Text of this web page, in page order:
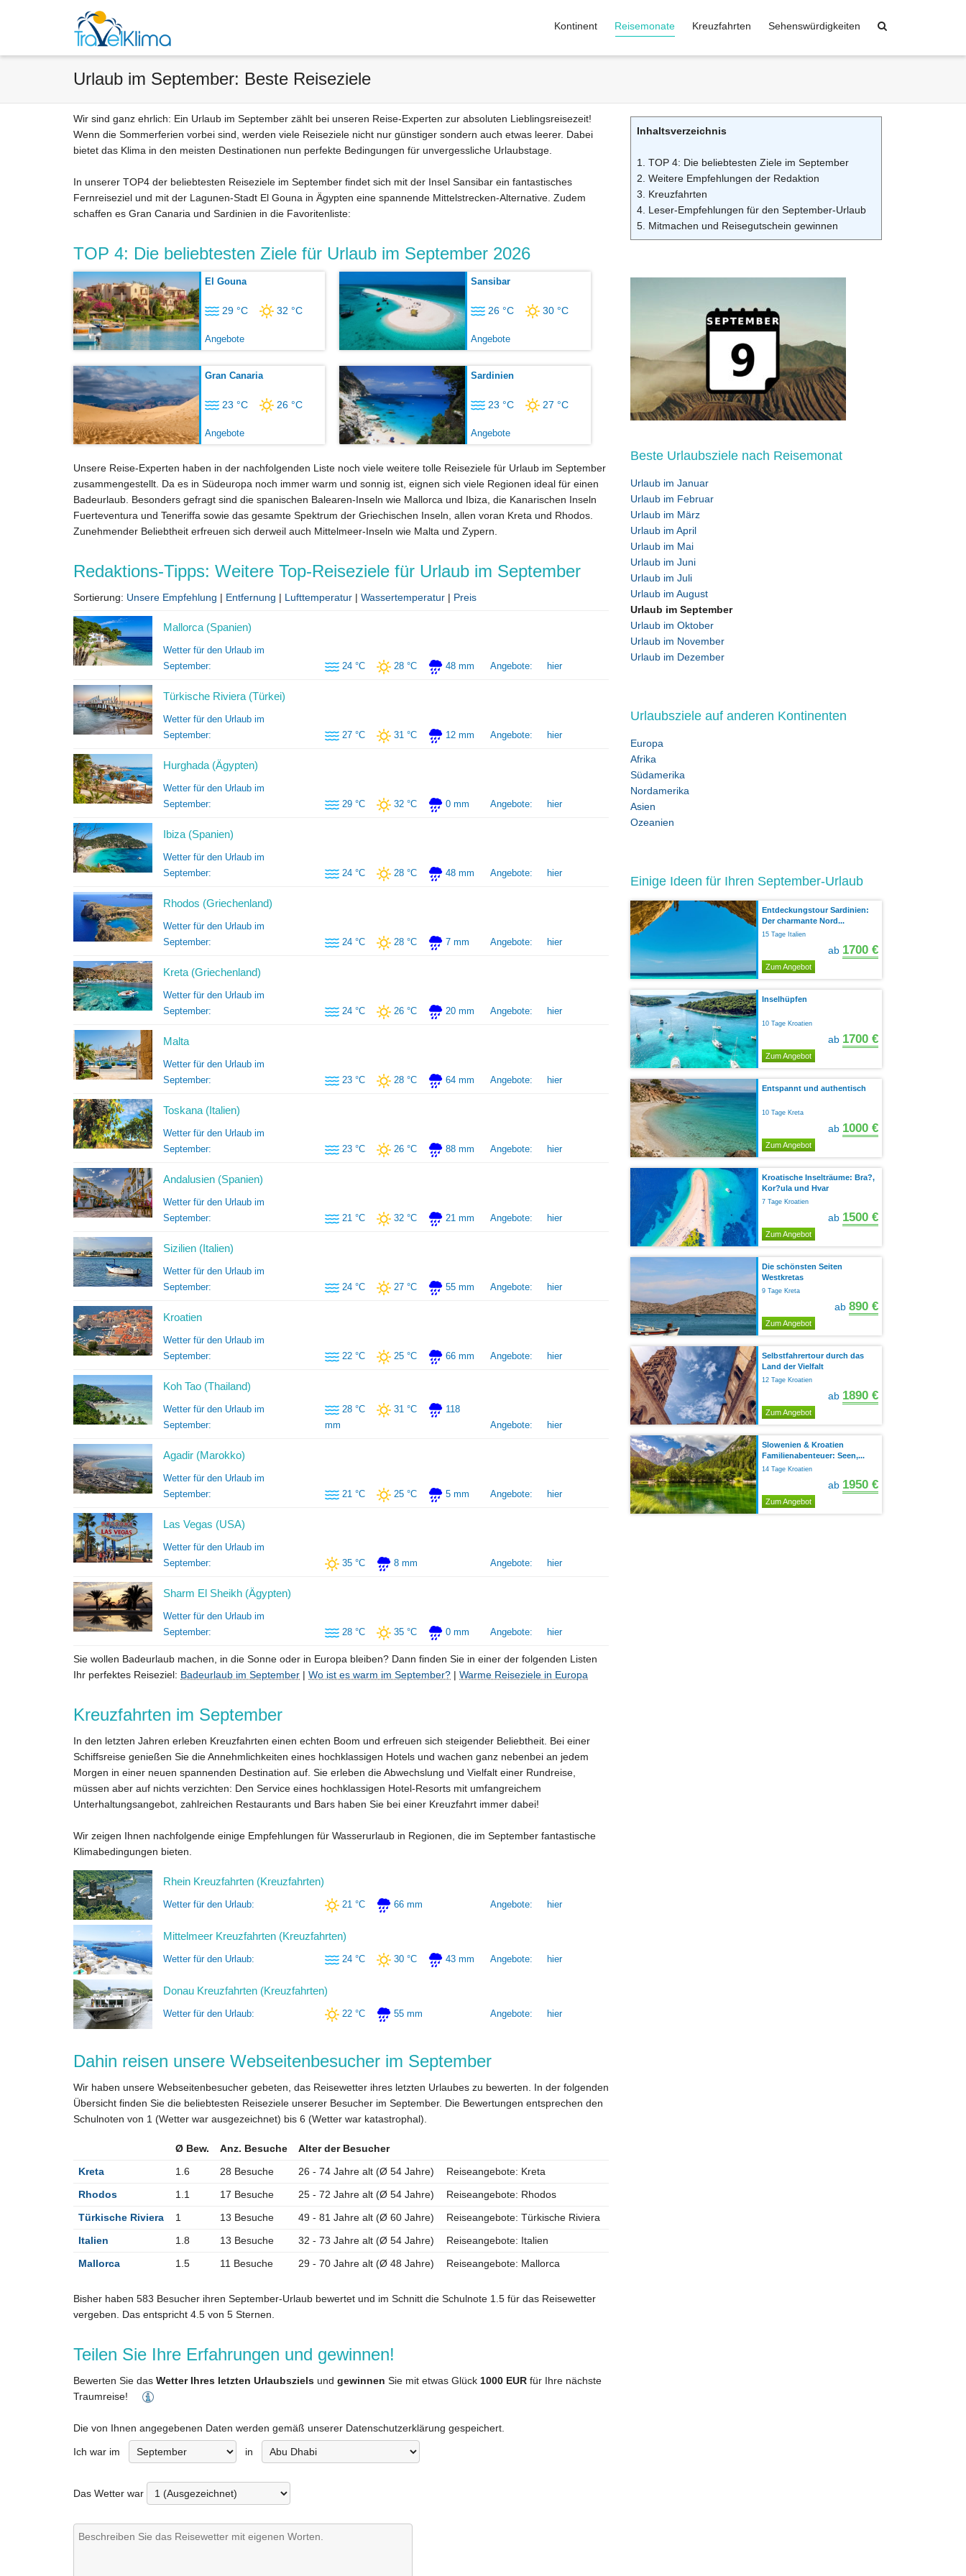
Kontinent Reisemonate Kreuzfahrten Sehenswürdigkeiten
Urlaub im September: Beste Reiseziele
Wir sind ganz ehrlich: Ein Urlaub im September zählt bei unseren Reise-Experten zur absoluten Lieblingsreisezeit!
Wenn die Sommerferien vorbei sind, werden viele Reiseziele nicht nur günstiger sondern auch etwas leerer. Dabei
bietet das Klima in den meisten Destinationen nun perfekte Bedingungen für unvergessliche Urlaubstage.
In unserer TOP4 der beliebtesten Reiseziele im September findet sich mit der Insel Sansibar ein fantastisches
Fernreiseziel und mit der Lagunen-Stadt El Gouna in Ägypten eine spannende Mittelstrecken-Alternative. Zudem
schaffen es Gran Canaria und Sardinien in die Favoritenliste:
TOP 4: Die beliebtesten Ziele für Urlaub im September 2026
El Gouna
29 °C 32 °C
Angebote
Sansibar
26 °C 30 °C
Angebote
Gran Canaria
23 °C 26 °C
Angebote
Sardinien
23 °C 27 °C
Angebote
Unsere Reise-Experten haben in der nachfolgenden Liste noch viele weitere tolle Reiseziele für Urlaub im September
zusammengestellt. Da es in Südeuropa noch immer warm und sonnig ist, eignen sich viele Regionen ideal für einen
Badeurlaub. Besonders gefragt sind die spanischen Balearen-Inseln wie Mallorca und Ibiza, die Kanarischen Inseln
Fuerteventura und Teneriffa sowie das gesamte Spektrum der Griechischen Inseln, allen voran Kreta und Rhodos.
Zunehmender Beliebtheit erfreuen sich derweil auch Mittelmeer-Inseln wie Malta und Zypern.
Redaktions-Tipps: Weitere Top-Reiseziele für Urlaub im September
Sortierung: Unsere Empfehlung | Entfernung | Lufttemperatur | Wassertemperatur | Preis
Mallorca (Spanien)
Wetter für den Urlaub im
September:
24 °C 28 °C 48 mm Angebote: hier
Türkische Riviera (Türkei)
Wetter für den Urlaub im
September:
27 °C 31 °C 12 mm Angebote: hier
Hurghada (Ägypten)
Wetter für den Urlaub im
September:
29 °C 32 °C 0 mm Angebote: hier
Ibiza (Spanien)
Wetter für den Urlaub im
September:
24 °C 28 °C 48 mm Angebote: hier
Rhodos (Griechenland)
Wetter für den Urlaub im
September:
24 °C 28 °C 7 mm Angebote: hier
Kreta (Griechenland)
Wetter für den Urlaub im
September:
24 °C 26 °C 20 mm Angebote: hier
Malta
Wetter für den Urlaub im
September:
23 °C 28 °C 64 mm Angebote: hier
Toskana (Italien)
Wetter für den Urlaub im
September:
23 °C 26 °C 88 mm Angebote: hier
Andalusien (Spanien)
Wetter für den Urlaub im
September:
21 °C 32 °C 21 mm Angebote: hier
Sizilien (Italien)
Wetter für den Urlaub im
September:
24 °C 27 °C 55 mm Angebote: hier
Kroatien
Wetter für den Urlaub im
September:
22 °C 25 °C 66 mm Angebote: hier
Koh Tao (Thailand)
Wetter für den Urlaub im
September:
28 °C 31 °C
118
mm
Angebote: hier
Agadir (Marokko)
Wetter für den Urlaub im
September:
21 °C 25 °C 5 mm Angebote: hier
Las Vegas (USA)
Wetter für den Urlaub im
September:
35 °C 8 mm Angebote: hier
Sharm El Sheikh (Ägypten)
Wetter für den Urlaub im
September:
28 °C 35 °C 0 mm Angebote: hier
Sie wollen Badeurlaub machen, in die Sonne oder in Europa bleiben? Dann finden Sie in einer der folgenden Listen
Ihr perfektes Reiseziel: Badeurlaub im September | Wo ist es warm im September? | Warme Reiseziele in Europa
Kreuzfahrten im September
In den letzten Jahren erleben Kreuzfahrten einen echten Boom und erfreuen sich steigender Beliebtheit. Bei einer
Schiffsreise genießen Sie die Annehmlichkeiten eines hochklassigen Hotels und wachen ganz nebenbei an jedem
Morgen in einer neuen spannenden Destination auf. Sie erleben die Abwechslung und Vielfalt einer Rundreise,
müssen aber auf nichts verzichten: Den Service eines hochklassigen Hotel-Resorts mit umfangreichem
Unterhaltungsangebot, zahlreichen Restaurants und Bars haben Sie bei einer Kreuzfahrt immer dabei!
Wir zeigen Ihnen nachfolgende einige Empfehlungen für Wasserurlaub in Regionen, die im September fantastische
Klimabedingungen bieten.
Rhein Kreuzfahrten (Kreuzfahrten)
Wetter für den Urlaub: 21 °C 66 mm Angebote: hier
Mittelmeer Kreuzfahrten (Kreuzfahrten)
Wetter für den Urlaub: 24 °C 30 °C 43 mm Angebote: hier
Donau Kreuzfahrten (Kreuzfahrten)
Wetter für den Urlaub: 22 °C 55 mm Angebote: hier
Dahin reisen unsere Webseitenbesucher im September
Wir haben unsere Webseitenbesucher gebeten, das Reisewetter ihres letzten Urlaubes zu bewerten. In der folgenden
Übersicht finden Sie die beliebtesten Reiseziele unserer Besucher im September. Die Bewertungen entsprechen den
Schulnoten von 1 (Wetter war ausgezeichnet) bis 6 (Wetter war katastrophal).
Ø Bew. Anz. Besuche
Alter der Besucher
Kreta
1.6 28 Besuche 26 - 74 Jahre alt (Ø 54 Jahre)
Reiseangebote: Kreta
Rhodos
1.1 17 Besuche 25 - 72 Jahre alt (Ø 54 Jahre)
Reiseangebote: Rhodos
Türkische Riviera
1 13 Besuche 49 - 81 Jahre alt (Ø 60 Jahre)
Reiseangebote: Türkische Riviera
Italien
1.8 13 Besuche 32 - 73 Jahre alt (Ø 54 Jahre)
Reiseangebote: Italien
Mallorca
1.5 11 Besuche 29 - 70 Jahre alt (Ø 48 Jahre) Reiseangebote: Mallorca
Bisher haben 583 Besucher ihren September-Urlaub bewertet und im Schnitt die Schulnote 1.5 für das Reisewetter
vergeben. Das entspricht 4.5 von 5 Sternen.
Teilen Sie Ihre Erfahrungen und gewinnen!
Bewerten Sie das Wetter Ihres letzten Urlaubsziels und gewinnen Sie mit etwas Glück 1000 EUR für Ihre nächste
Traumreise!
Die von Ihnen angegebenen Daten werden gemäß unserer Datenschutzerklärung gespeichert.
Ich war im in
Das Wetter war
Inhaltsverzeichnis
1. TOP 4: Die beliebtesten Ziele im September
2. Weitere Empfehlungen der Redaktion
3. Kreuzfahrten
4. Leser-Empfehlungen für den September-Urlaub
5. Mitmachen und Reisegutschein gewinnen
Beste Urlaubsziele nach Reisemonat
Urlaub im Januar
Urlaub im Februar
Urlaub im März
Urlaub im April
Urlaub im Mai
Urlaub im Juni
Urlaub im Juli
Urlaub im August
Urlaub im September
Urlaub im Oktober
Urlaub im November
Urlaub im Dezember
Urlaubsziele auf anderen Kontinenten
Europa
Afrika
Südamerika
Nordamerika
Asien
Ozeanien
Einige Ideen für Ihren September-Urlaub
Entdeckungstour Sardinien:
Der charmante Nord...
15 Tage Italien
ab 1700 €
Zum Angebot
Inselhüpfen
10 Tage Kroatien
ab 1700 €
Zum Angebot
Entspannt und authentisch
10 Tage Kreta
ab 1000 €
Zum Angebot
Kroatische Inselträume: Bra?,
Kor?ula und Hvar
7 Tage Kroatien
ab 1500 €
Zum Angebot
Die schönsten Seiten
Westkretas
9 Tage Kreta
ab 890 €
Zum Angebot
Selbstfahrertour durch das
Land der Vielfalt
12 Tage Kroatien
ab 1890 €
Zum Angebot
Slowenien & Kroatien
Familienabenteuer: Seen,...
14 Tage Kroatien
ab 1950 €
Zum Angebot